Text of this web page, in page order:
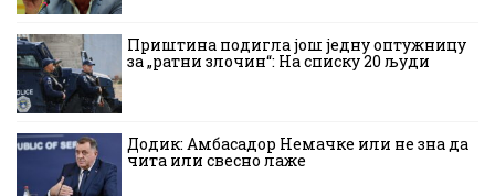
Приштина подигла још једну оптужницу
за „ратни злочин“: На списку 20 људи
Додик: Амбасадор Немачке или не зна да
чита или свесно лаже